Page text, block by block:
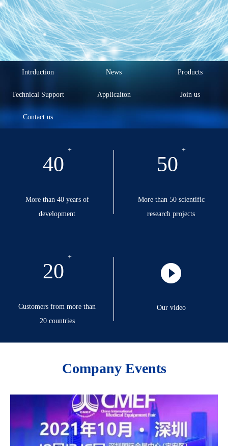
Intrduction News Products
Technical Support Applicaiton Join us
Contact us
40
More than 40 years of
development
50
More than 50 scientific
research projects
20
Customers from more than
20 countries
Our video
Company Events